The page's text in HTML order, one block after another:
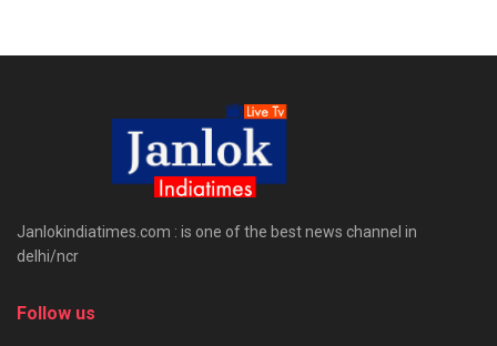
Janlokindiatimes.com : is one of the best news channel in
delhi/ncr
Follow us